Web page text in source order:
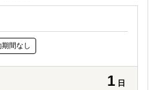
間なし
1 日